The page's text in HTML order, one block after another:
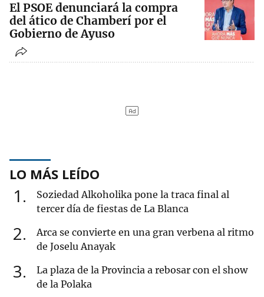
El PSOE denunciará la compra
del ático de Chamberí por el
Gobierno de Ayuso
LO MÁS LEÍDO
1
Soziedad Alkoholika pone la traca final al
tercer día de fiestas de La Blanca
2
Arca se convierte en una gran verbena al ritmo
de Joselu Anayak
3
La plaza de la Provincia a rebosar con el show
de la Polaka